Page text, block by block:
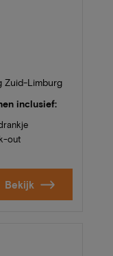
Zuid-Limburg
inclusief:
out
Bekijk